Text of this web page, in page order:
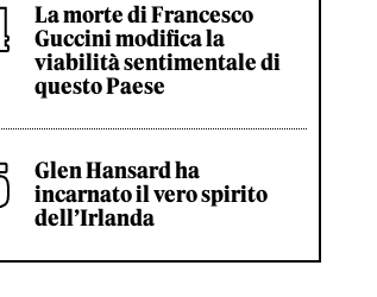
La morte di Francesco
Guccini modifica la
viabilità sentimentale di
questo Paese
Glen Hansard ha
incarnato il vero spirito
dell’Irlanda